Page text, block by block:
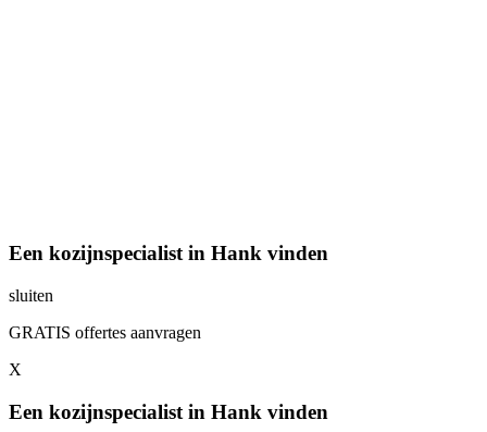
Een kozijnspecialist in Hank vinden
sluiten
GRATIS offertes aanvragen
X
Een kozijnspecialist in Hank vinden